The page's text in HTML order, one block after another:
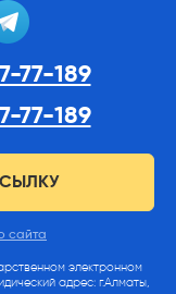
77-189
77-189
сайта
электронном
адрес: г.Алматы,